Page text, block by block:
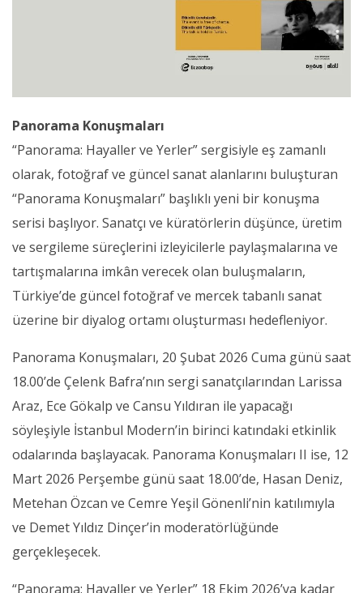
Panorama Konuşmaları
“Panorama: Hayaller ve Yerler” sergisiyle eş zamanlı
olarak, fotoğraf ve güncel sanat alanlarını buluşturan
“Panorama Konuşmaları” başlıklı yeni bir konuşma
serisi başlıyor. Sanatçı ve küratörlerin düşünce, üretim
ve sergileme süreçlerini izleyicilerle paylaşmalarına ve
tartışmalarına imkân verecek olan buluşmaların,
Türkiye’de güncel fotoğraf ve mercek tabanlı sanat
üzerine bir diyalog ortamı oluşturması hedefleniyor.
Panorama Konuşmaları, 20 Şubat 2026 Cuma günü saat
18.00’de Çelenk Bafra’nın sergi sanatçılarından Larissa
Araz, Ece Gökalp ve Cansu Yıldıran ile yapacağı
söyleşiyle İstanbul Modern’in birinci katındaki etkinlik
odalarında başlayacak. Panorama Konuşmaları II ise, 12
Mart 2026 Perşembe günü saat 18.00’de, Hasan Deniz,
Metehan Özcan ve Cemre Yeşil Gönenli’nin katılımıyla
ve Demet Yıldız Dinçer’in moderatörlüğünde
gerçekleşecek.
“Panorama: Hayaller ve Yerler” 18 Ekim 2026’ya kadar